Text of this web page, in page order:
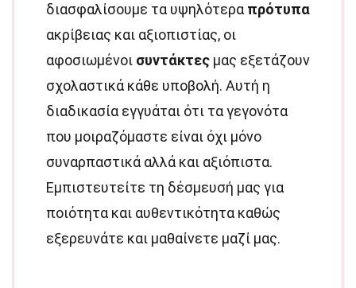
διασφαλίσουμε τα υψηλότερα πρότυπα
ακρίβειας και αξιοπιστίας, οι
αφοσιωμένοι συντάκτες μας εξετάζουν
σχολαστικά κάθε υποβολή. Αυτή η
διαδικασία εγγυάται ότι τα γεγονότα
που μοιραζόμαστε είναι όχι μόνο
συναρπαστικά αλλά και αξιόπιστα.
Εμπιστευτείτε τη δέσμευσή μας για
ποιότητα και αυθεντικότητα καθώς
εξερευνάτε και μαθαίνετε μαζί μας.